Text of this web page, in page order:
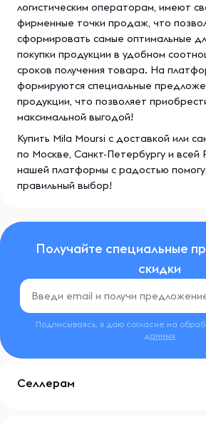
логистическим операторам, имеют
фирменные точки продаж, что
сформировать самые оптимальные
покупки продукции в удобном
сроков получения товара. На
формируются специальные
продукции, что позволяет
максимальной выгодой!
Купить Mila Moursi с доставкой или
по Москве, Санкт-Петербургу и всей
нашей платформы с радостью
правильный выбор!
Получайте специальные
скидки
Подписываясь, я даю согласие на
данных
Селлерам